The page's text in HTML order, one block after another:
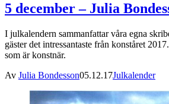
5 december – Julia
I julkalendern sammanfattar våra egna
gäster det intressantaste från konståret
som är konstnär.
Av Julia Bondesson05.12.17Julkalender